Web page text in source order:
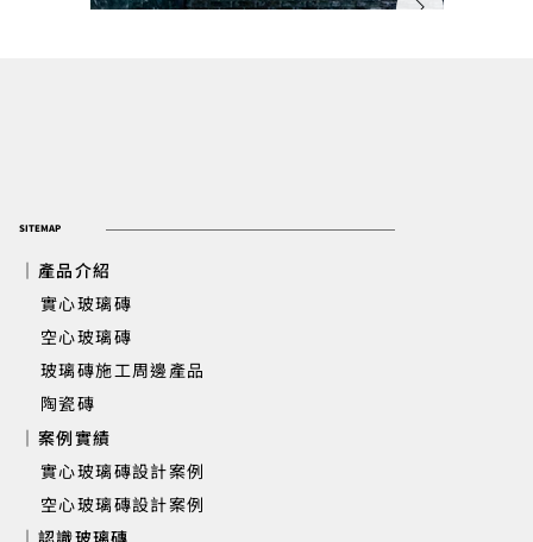
新竹遠傳丰景 | 大廳櫃台背牆實心玻
SITEMAP
｜產品介紹
實心玻璃磚
​ 空心玻璃磚
玻璃磚施工周邊產品
陶瓷磚
｜案例實績
實心玻璃磚設計案例
空心玻璃磚設計案例